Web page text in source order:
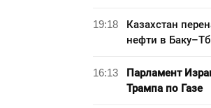
19:18
Казахстан
нефти в
16:13
Парламент
Трампа по Газе